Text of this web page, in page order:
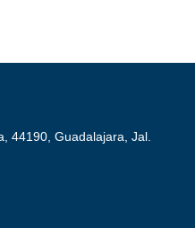
44190, Guadalajara, Jal.